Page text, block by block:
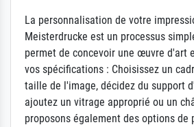
La personnalisation de votre
Meisterdrucke est un processus
permet de concevoir une œuvre d'art
vos spécifications : Choisissez un
taille de l'image, décidez du support
ajoutez un vitrage approprié ou un
proposons également des options de